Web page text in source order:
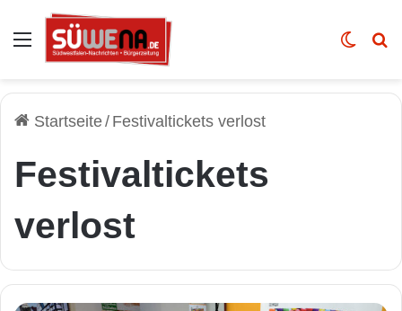
Auswahl Skin
Startseite/ Festivaltickets verlost
Festivaltickets
verlost